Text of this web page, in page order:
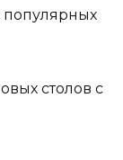
столов с